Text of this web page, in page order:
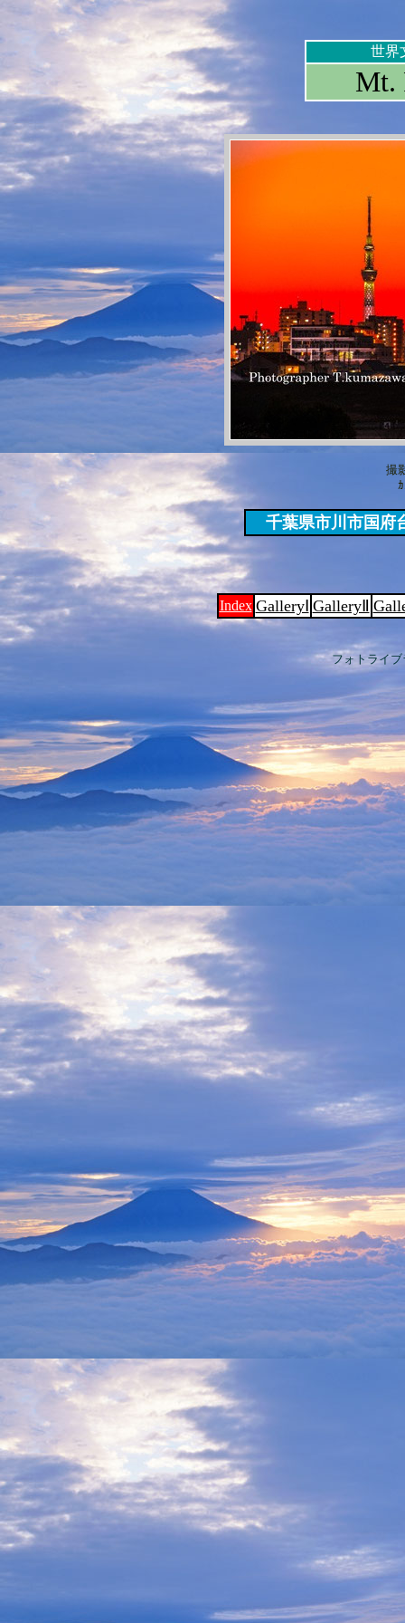
世界
Mt.
撮
千葉県市川市国府
Index GalleryⅠ GalleryⅡ
フォトライ